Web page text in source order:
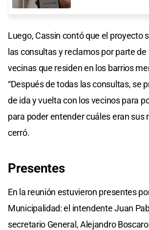
Luego, Cassin contó que el proyecto
las consultas y reclamos por parte de
vecinas que residen en los barrios
“Después de todas las consultas, se
de ida y vuelta con los vecinos para
para poder entender cuáles eran sus
cerró.
Presentes
En la reunión estuvieron presentes
Municipalidad: el intendente Juan
secretario General, Alejandro